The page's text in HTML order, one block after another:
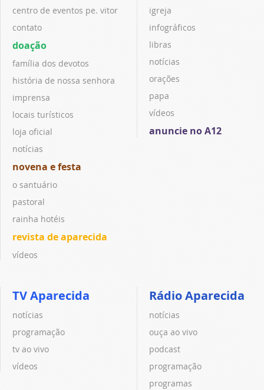
centro de eventos pe. vitor
contato
doação
família dos devotos
história de nossa senhora
imprensa
locais turísticos
loja oficial
notícias
novena e festa
o santuário
pastoral
rainha hotéis
revista de aparecida
vídeos
igreja
infográficos
libras
notícias
orações
papa
vídeos
anuncie no A12
TV Aparecida
notícias
programação
tv ao vivo
vídeos
Rádio Aparecida
notícias
ouça ao vivo
podcast
programação
programas